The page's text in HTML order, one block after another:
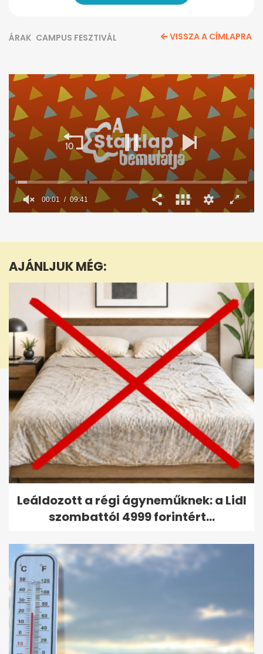
ÁRAK CAMPUS FESZTIVÁL VISSZA A CÍMLAPRA
9
41
seconds
00:02 09:41
AJÁNLJUK MÉG:
Leáldozott a régi ágyneműknek: a Lidl
szombattól 4999 forintért...